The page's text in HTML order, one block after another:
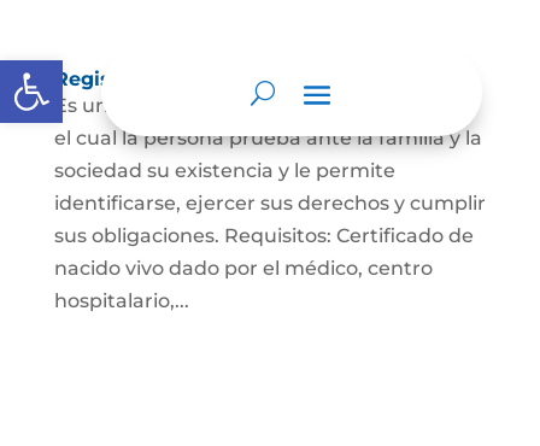
Abrir barra de herramientas
Registro Civil de Nacimiento
Es un documento indispensable mediante
el cual la persona prueba ante la familia y la
sociedad su existencia y le permite
identificarse, ejercer sus derechos y cumplir
sus obligaciones. Requisitos: Certificado de
nacido vivo dado por el médico, centro
hospitalario,...